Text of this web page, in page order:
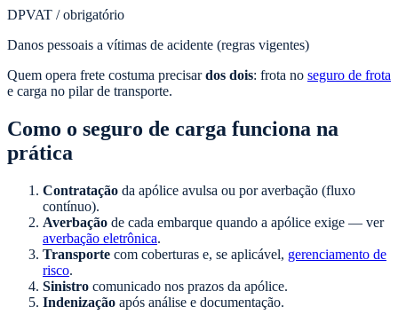
DPVAT / obrigatório
Danos pessoais a vítimas de acidente (regras vigentes)
Quem opera frete costuma precisardos dois: frota no seguro de frota
e carga no pilar de transporte.
Como o seguro de carga funciona na
prática
Contratação da apólice avulsa ou por averbação (fluxo
contínuo).
Averbação de cada embarque quando a apólice exige — ver
averbação eletrônica.
Transporte com coberturas e, se aplicável, gerenciamento de
risco.
Sinistro comunicado nos prazos da apólice.
Indenização após análise e documentação.